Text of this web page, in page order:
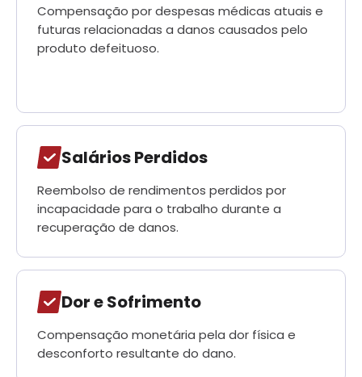
Compensação por despesas médicas atuais e
futuras relacionadas a danos causados pelo
produto defeituoso.
Salários Perdidos
Reembolso de rendimentos perdidos por
incapacidade para o trabalho durante a
recuperação de danos.
Dor e Sofrimento
Compensação monetária pela dor física e
desconforto resultante do dano.